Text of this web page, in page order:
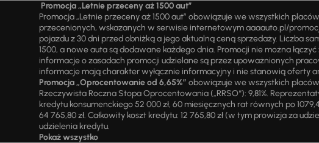
Promocja „Letnie przeceny aż 1500 aut”
Promocja „Letnie przeceny aż 1500 aut” obowiązuje we wszystkich
przecenionych, wskazanych w serwisie internetowym aaaauto.pl/
pojazdu z 30 dni przed obniżką a jego aktualną ceną sprzedaży. Liczba
1500, a nowe auta są dodawane każdego dnia. Promocji nie można
informacje o zasadach promocji udzielane są przez upoważnionych
informacje mają charakter wyłącznie informacyjny i nie stanowią oferty
Promocja „Oprocentowanie od 6,65%” obowiązuje we wszystkich
Rzeczywista Roczna Stopa Oprocentowania („RRSO“): 9,81%.
kredytu konsumenckiego 52 000 zł, 60 miesięcznych rat równych po
64 765,80 zł. Całkowity koszt kredytu: 12 765,80 zł (w tym prowizja za
udzielenia kredytu.
Pokaż wszystko